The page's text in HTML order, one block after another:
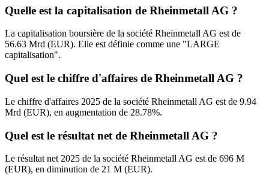
Quelle est la capitalisation de Rheinmetall AG ?
La capitalisation boursière de la société Rheinmetall AG est de
56.63 Mrd (EUR). Elle est définie comme une "LARGE
capitalisation".
Quel est le chiffre d'affaires de Rheinmetall AG ?
Le chiffre d'affaires 2025 de la société Rheinmetall AG est de 9.94
Mrd (EUR), en augmentation de 28.78%.
Quel est le résultat net de Rheinmetall AG ?
Le résultat net 2025 de la société Rheinmetall AG est de 696 M
(EUR), en diminution de 21 M (EUR).